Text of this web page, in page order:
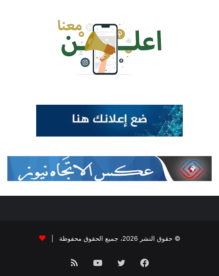
© حقوق النشر 2026، جميع الحقوق محفوظة |
فيسبوك تويتر يوتيوب